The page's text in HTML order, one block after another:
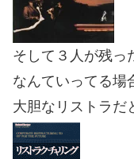
そして３人が残っ
なんていってる場
大胆なリストラだ